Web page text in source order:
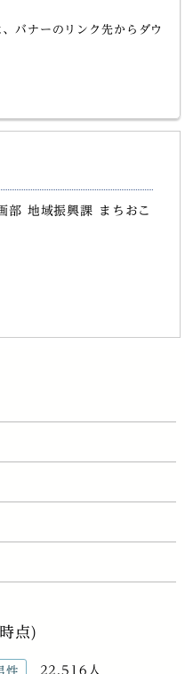
バナーのリンク先からダウ
部 地域振興課 まちおこ
点)
性 22,516人